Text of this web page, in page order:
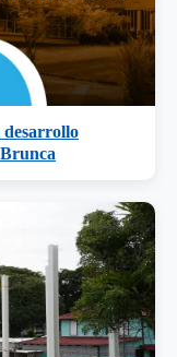
desarrollo